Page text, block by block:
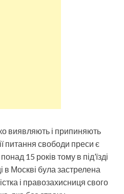
виявляють і припиняють
питання свободи преси є
15 років тому в під’їзді
в Москві була застрелена
і правозахисниця свого